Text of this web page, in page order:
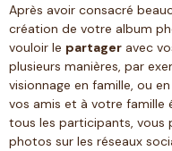
Après avoir consacré
création de votre album
vouloir le partager avec
plusieurs manières, par
visionnage en famille, ou
vos amis et à votre famille
tous les participants, vous
photos sur les réseaux